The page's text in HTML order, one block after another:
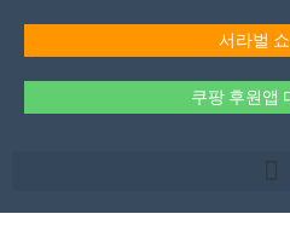
서라벌
쿠팡 후원앱